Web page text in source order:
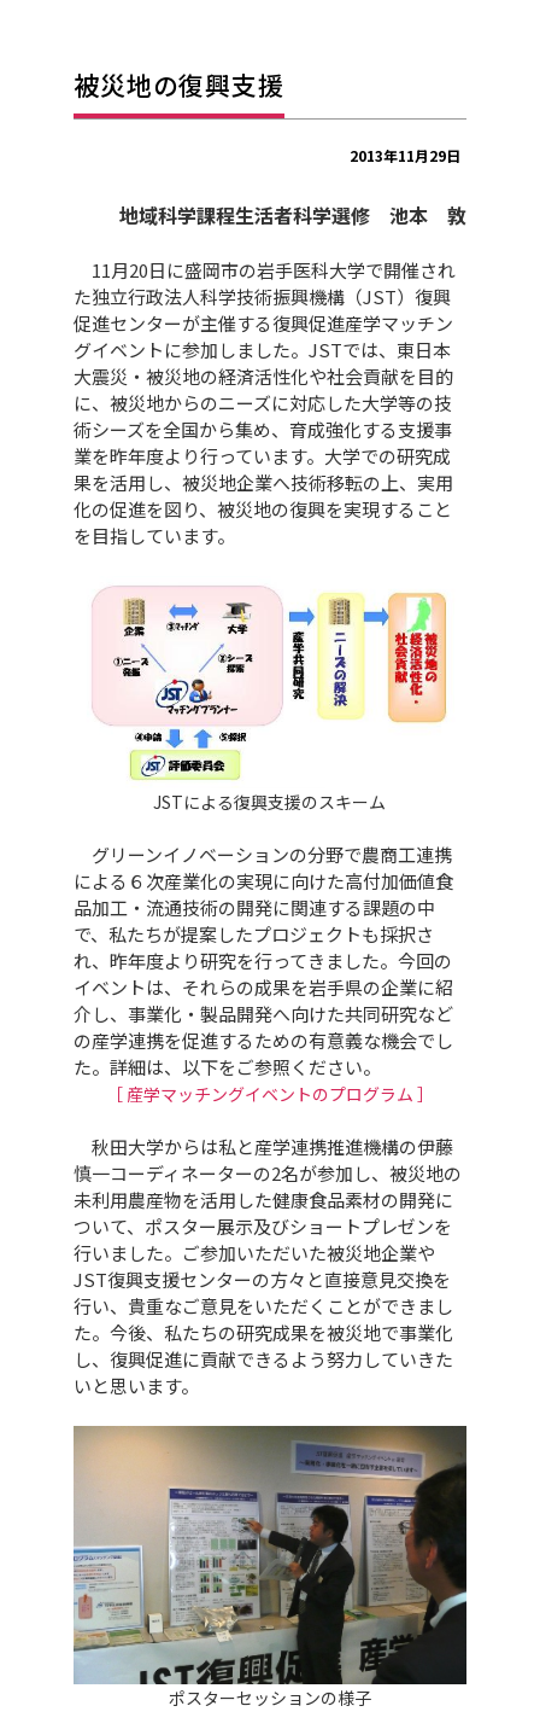
被災地の復興支援
2013年11月29日
地域科学課程生活者科学選修 池本 敦
11月20日に盛岡市の岩手医科大学で開催され
た独立行政法人科学技術振興機構（JST）復興
促進センターが主催する復興促進産学マッチン
グイベントに参加しました。JSTでは、東日本
大震災・被災地の経済活性化や社会貢献を目的
に、被災地からのニーズに対応した大学等の技
術シーズを全国から集め、育成強化する支援事
業を昨年度より行っています。大学での研究成
果を活用し、被災地企業へ技術移転の上、実用
化の促進を図り、被災地の復興を実現すること
を目指しています。
JSTによる復興支援のスキーム
グリーンイノベーションの分野で農商工連携
による６次産業化の実現に向けた高付加価値食
品加工・流通技術の開発に関連する課題の中
で、私たちが提案したプロジェクトも採択さ
れ、昨年度より研究を行ってきました。今回の
イベントは、それらの成果を岩手県の企業に紹
介し、事業化・製品開発へ向けた共同研究など
の産学連携を促進するための有意義な機会でし
た。詳細は、以下をご参照ください。
［ 産学マッチングイベントのプログラム ］
秋田大学からは私と産学連携推進機構の伊藤
慎一コーディネーターの2名が参加し、被災地の
未利用農産物を活用した健康食品素材の開発に
ついて、ポスター展示及びショートプレゼンを
行いました。ご参加いただいた被災地企業や
JST復興支援センターの方々と直接意見交換を
行い、貴重なご意見をいただくことができまし
た。今後、私たちの研究成果を被災地で事業化
し、復興促進に貢献できるよう努力していきた
いと思います。
ポスターセッションの様子